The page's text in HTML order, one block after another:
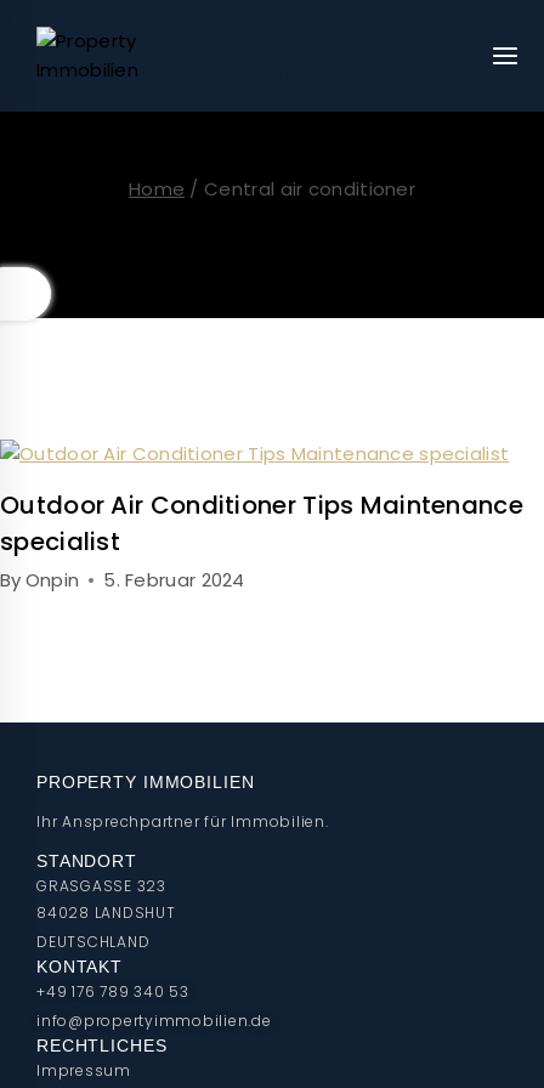
Home / Central air conditioner
Outdoor Air Conditioner Tips Maintenance
specialist
ByOnpin 5. Februar 2024
PROPERTY IMMOBILIEN
Ihr Ansprechpartner für Immobilien.
STANDORT
GRASGASSE 323
84028 LANDSHUT
DEUTSCHLAND
KONTAKT
+49 176 789 340 53
info@propertyimmobilien.de
RECHTLICHES
Impressum